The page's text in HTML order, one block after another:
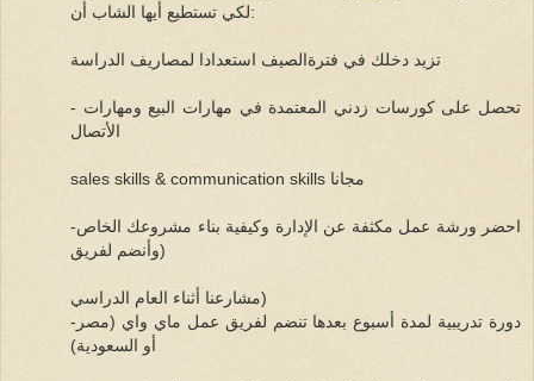
لكي تستطيع أيها الشاب أن:
تزيد دخلك في فترةالصيف استعدادا لمصاريف الدراسة
- تحصل على كورسات زدني المعتمدة في مهارات البيع ومهارات
الأتصال
sales skills & communication skills مجانا
-احضر ورشة عمل مكثفة عن الإدارة وكيفية بناء مشروعك الخاص
(وأنضم لفريق
مشارعنا أثناء العام الدراسي)
-دورة تدريبية لمدة أسبوع بعدها تنضم لفريق عمل ماي واي (مصر
أو السعودية)